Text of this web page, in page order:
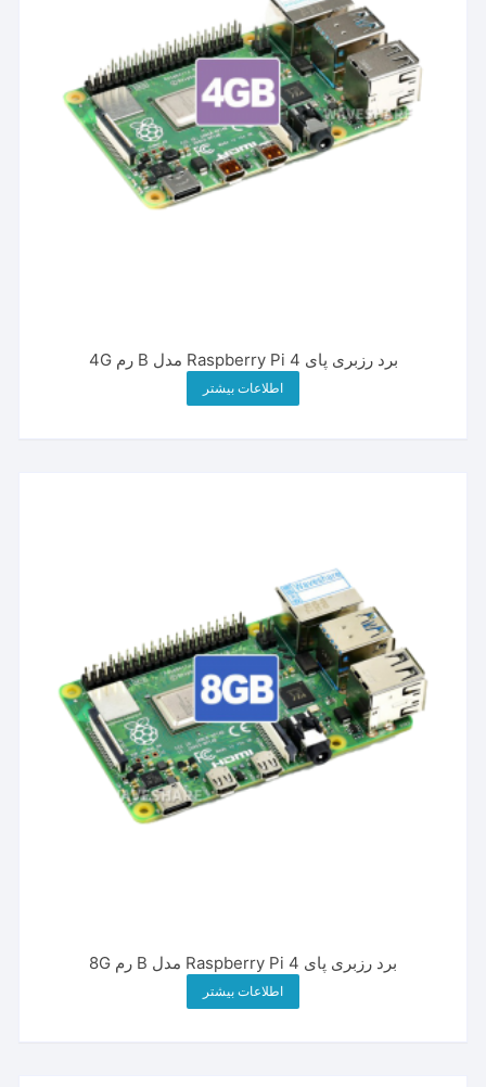
برد رزبری پای Raspberry Pi 4 مدل B رم 4G
اطلاعات بیشتر
برد رزبری پای Raspberry Pi 4 مدل B رم 8G
اطلاعات بیشتر